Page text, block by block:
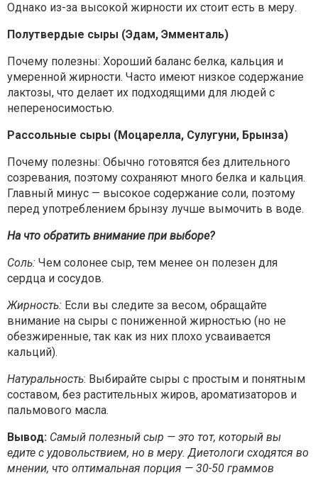
Однако из-за высокой жирности их стоит есть в меру.
Полутвердые сыры (Эдам, Эмменталь)
Почему полезны: Хороший баланс белка, кальция и
умеренной жирности. Часто имеют низкое содержание
лактозы, что делает их подходящими для людей с
непереносимостью.
Рассольные сыры (Моцарелла, Сулугуни, Брынза)
Почему полезны: Обычно готовятся без длительного
созревания, поэтому сохраняют много белка и кальция.
Главный минус — высокое содержание соли, поэтому
перед употреблением брынзу лучше вымочить в воде.
На что обратить внимание при выборе?
Соль: Чем солонее сыр, тем менее он полезен для
сердца и сосудов.
Жирность: Если вы следите за весом, обращайте
внимание на сыры с пониженной жирностью (но не
обезжиренные, так как из них плохо усваивается
кальций).
Натуральность: Выбирайте сыры с простым и понятным
составом, без растительных жиров, ароматизаторов и
пальмового масла.
Вывод: Самый полезный сыр — это тот, который вы
едите с удовольствием, но в меру. Диетологи сходятся во
мнении, что оптимальная порция — 30-50 граммов